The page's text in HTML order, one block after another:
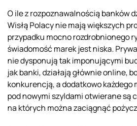
O ile z rozpoznawalnością banków
Wisłą Polacy nie mają większych
przypadku mocno rozdrobnionego
świadomość marek jest niska.
nie dysponują tak imponującymi
jak banki, działają głównie online,
konkurencją, a dodatkowo
pod nowymi szyldami otwierane są
na których można zaciągnąć